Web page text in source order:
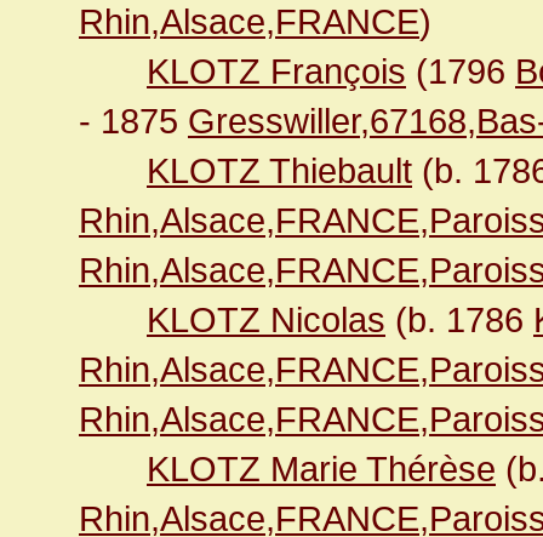
Rhin,Alsace,FRANCE)
KLOTZ François (1796
- 1875
KLOTZ Thiebault (b.
KLOTZ Nicolas (b. 1786
KLOTZ Marie Thérèse